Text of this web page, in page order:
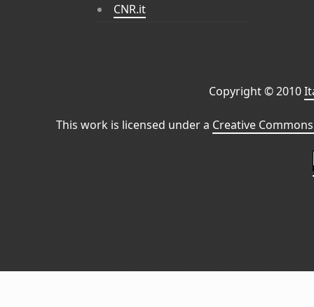
CNR.it
Copyright © 2010
This work is licensed under a Creative